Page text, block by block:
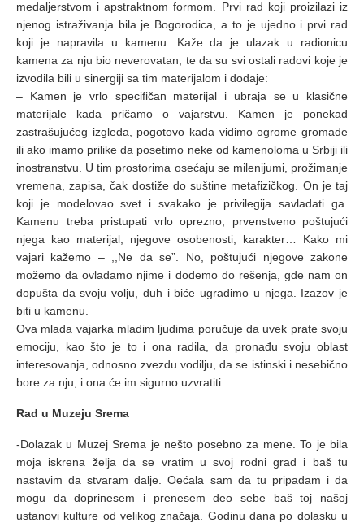
medaljerstvom i apstraktnom formom. Prvi rad koji proizilazi iz
njenog istraživanja bila je Bogorodica, a to je ujedno i prvi rad
koji je napravila u kamenu. Kaže da je ulazak u radionicu
kamena za nju bio neverovatan, te da su svi ostali radovi koje je
izvodila bili u sinergiji sa tim materijalom i dodaje:
– Kamen je vrlo specifičan materijal i ubraja se u klasične
materijale kada pričamo o vajarstvu. Kamen je ponekad
zastrašujućeg izgleda, pogotovo kada vidimo ogrome gromade
ili ako imamo prilike da posetimo neke od kamenoloma u Srbiji ili
inostranstvu. U tim prostorima osećaju se milenijumi, prožimanje
vremena, zapisa, čak dostiže do suštine metafizičkog. On je taj
koji je modelovao svet i svakako je privilegija savladati ga.
Kamenu treba pristupati vrlo oprezno, prvenstveno poštujući
njega kao materijal, njegove osobenosti, karakter… Kako mi
vajari kažemo – ,,Ne da se”. No, poštujući njegove zakone
možemo da ovladamo njime i dođemo do rešenja, gde nam on
dopušta da svoju volju, duh i biće ugradimo u njega. Izazov je
biti u kamenu.
Ova mlada vajarka mladim ljudima poručuje da uvek prate svoju
emociju, kao što je to i ona radila, da pronađu svoju oblast
interesovanja, odnosno zvezdu vodilju, da se istinski i nesebično
bore za nju, i ona će im sigurno uzvratiti.
Rad u Muzeju Srema
-Dolazak u Muzej Srema je nešto posebno za mene. To je bila
moja iskrena želja da se vratim u svoj rodni grad i baš tu
nastavim da stvaram dalje. Oećala sam da tu pripadam i da
mogu da doprinesem i prenesem deo sebe baš toj našoj
ustanovi kulture od velikog značaja. Godinu dana po dolasku u